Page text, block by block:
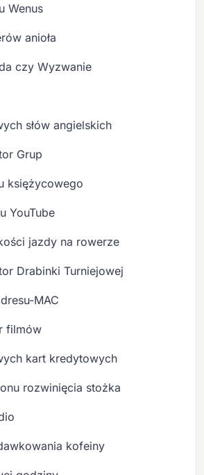
Wenus
anioła
czy Wyzwanie
słów angielskich
Grup
księżycowego
YouTube
jazdy na rowerze
Drabinki Turniejowej
MAC
filmów
kart kredytowych
rozwinięcia stożka
kofeiny